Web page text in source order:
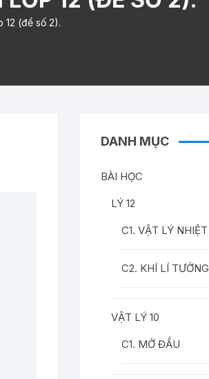
12 (đề số 2).
DANH MỤC
BÀI HỌC
LÝ 12
C1. VẬT LÝ NHIỆT
C2. KHÍ LÍ TƯỞNG
VẬT LÝ 10
C1. MỞ ĐẦU